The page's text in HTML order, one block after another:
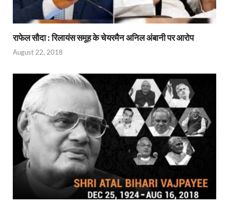
राफेल सौदा : रिलायंस समूह के चेयरमैन अनिल अंबानी पर आरोप
August 22, 2018